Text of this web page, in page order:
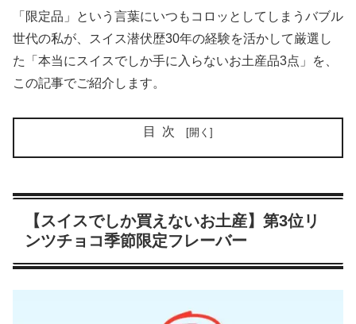
「限定品」という言葉にいつもコロッとしてしまうバブル
世代の私が、スイス潜伏歴30年の経験を活かして厳選し
た「本当にスイスでしか手に入らないお土産品3点」を、
この記事でご紹介します。
目次
【スイスでしか買えないお土産】第3位リ
ンツチョコ季節限定フレーバー